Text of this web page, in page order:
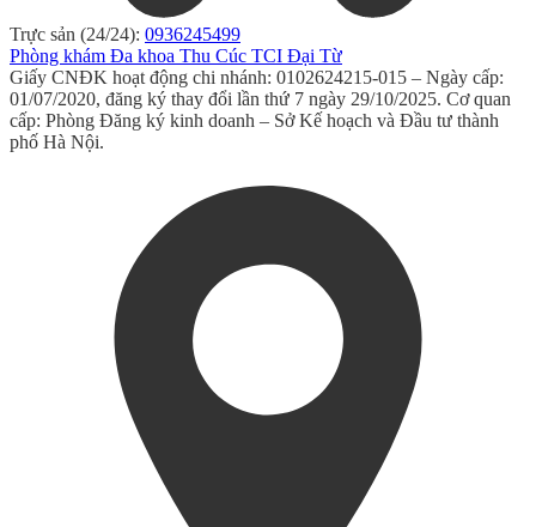
Trực sản (24/24): 0936245499
Phòng khám Đa khoa Thu Cúc TCI Đại Từ
Giấy CNĐK hoạt động chi nhánh: 0102624215-015 – Ngày cấp:
01/07/2020, đăng ký thay đổi lần thứ 7 ngày 29/10/2025. Cơ quan
cấp: Phòng Đăng ký kinh doanh – Sở Kế hoạch và Đầu tư thành
phố Hà Nội.